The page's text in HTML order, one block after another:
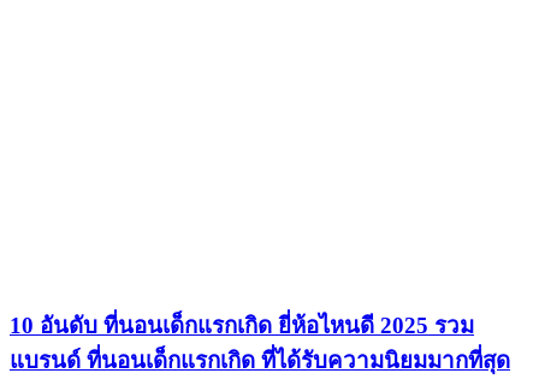
10 อันดับ ที่นอนเด็กแรกเกิด ยี่ห้อไหนดี 2025 รวม
แบรนด์ ที่นอนเด็กแรกเกิด ที่ได้รับความนิยมมากที่สุด